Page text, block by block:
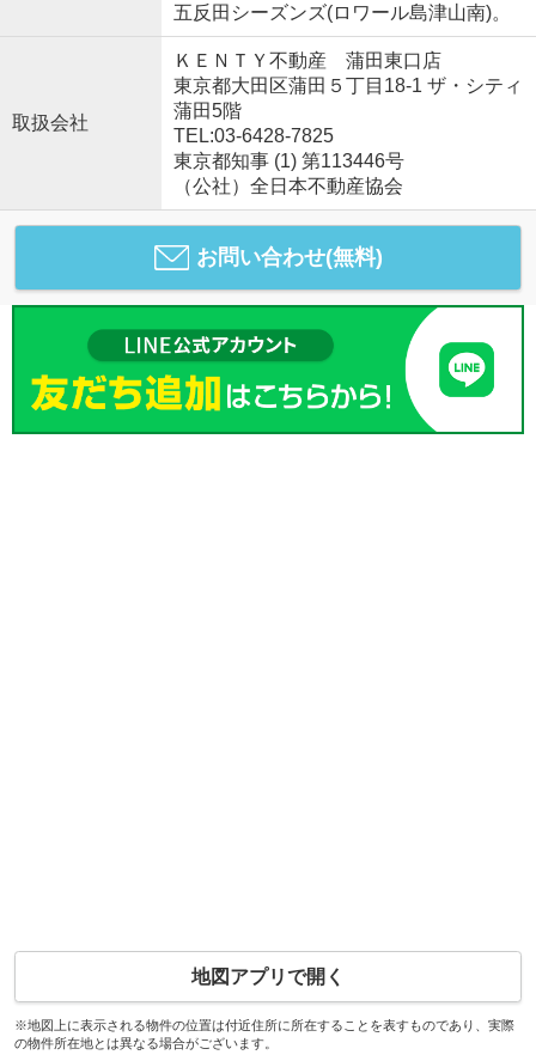
五反田シーズンズ(ロワール島津山南)。
取扱会社
ＫＥＮＴＹ不動産 蒲田東口店
東京都大田区蒲田５丁目18-1 ザ・シティ
蒲田5階
TEL:03-6428-7825
東京都知事 (1) 第113446号
（公社）全日本不動産協会
お問い合わせ(無料)
地図アプリで開く
※地図上に表示される物件の位置は付近住所に所在することを表すものであり、実際
の物件所在地とは異なる場合がございます。